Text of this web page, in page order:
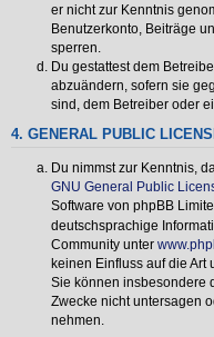
er nicht zur Kenntnis
Benutzerkonto, Beiträge
sperren.
Du gestattest dem
abzuändern, sofern sie
sind, dem Betreiber oder
4. GENERAL PUBLIC
Du nimmst zur Kenntnis,
GNU General Public
Software von phpBB
deutschsprachige
Community unter
keinen Einfluss auf die
Sie können insbesondere
Zwecke nicht untersagen
nehmen.